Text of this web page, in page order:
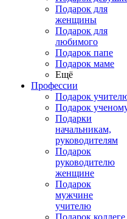
Подарок для
женщины
Подарок для
любимого
Подарок папе
Подарок маме
Ещё
Профессии
Подарок
Подарок
Подарки
начальникам,
руководителям
Подарок
руководителю
женщине
Подарок
мужчине
учителю
Подарок коллеге